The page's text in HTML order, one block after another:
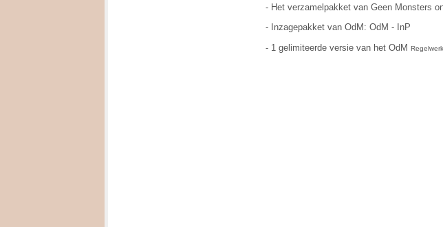
- Het verzamelpakket van Geen Monsters
- Inzagepakket van OdM: OdM - InP
- 1 gelimiteerde versie van het OdM Regelwerk